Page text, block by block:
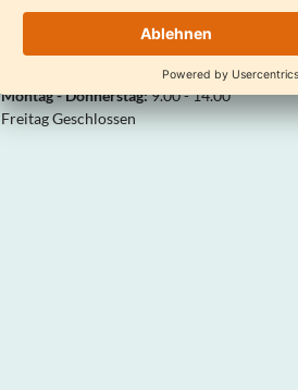
Wir sind persönlich für Sie da
Montag - Donnerstag:9.00 - 14.00
Freitag Geschlossen